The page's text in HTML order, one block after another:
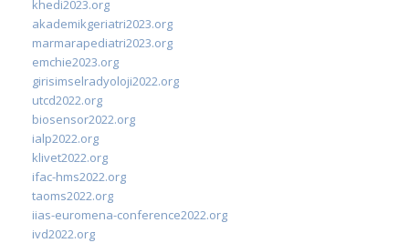
khedi2023.org
akademikgeriatri2023.org
marmarapediatri2023.org
emchie2023.org
girisimselradyoloji2022.org
utcd2022.org
biosensor2022.org
ialp2022.org
klivet2022.org
ifac-hms2022.org
taoms2022.org
iias-euromena-conference2022.org
ivd2022.org